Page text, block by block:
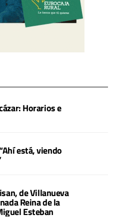
Horarios e
está, viendo
de Villanueva
Reina de la
Esteban